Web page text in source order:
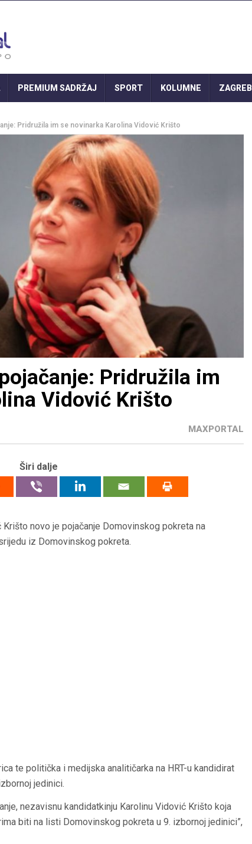
PREMIUM SADRŽAJ SPORT KOLUMNE ZAGREB
Pridružila im se novinarka Karolina Vidović Krišto
Pridružila im
Vidović Krišto
MAXPORTAL
Širi dalje
novo je pojačanje Domovinskog pokreta na
iz Domovinskog pokreta.
te politička i medijska analitičarka na HRT-u kandidirat
jedinici.
nezavisnu kandidatkinju Karolinu Vidović Krišto koja
biti na listi Domovinskog pokreta u 9. izbornoj jedinici”,